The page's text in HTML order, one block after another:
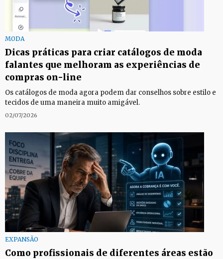
MODA
Dicas práticas para criar catálogos de moda
falantes que melhoram as experiências de
compras on-line
Os catálogos de moda agora podem dar conselhos sobre estilo e
tecidos de uma maneira muito amigável.
02/07/2026
EXPANSÃO
Como profissionais de diferentes áreas estão